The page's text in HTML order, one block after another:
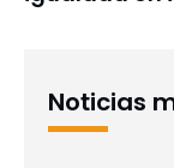
Noticias